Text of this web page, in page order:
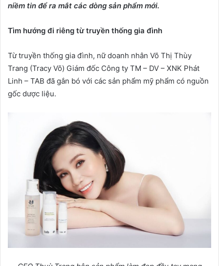
niềm tin để ra mắt các dòng sản phẩm mới.
Tìm hướng đi riêng từ truyền thống gia đình
Từ truyền thống gia đình, nữ doanh nhân Võ Thị Thùy
Trang (Tracy Võ) Giám đốc Công ty TM – DV – XNK Phát
Linh – TAB đã gắn bó với các sản phẩm mỹ phẩm có nguồn
gốc dược liệu.